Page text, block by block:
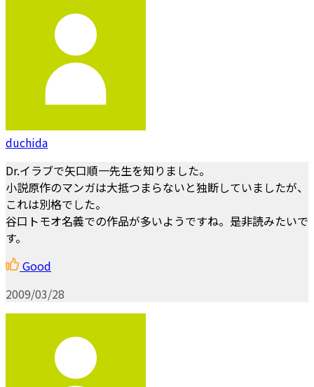
duchida
Dr.イラブで矢口順一先生を知りました。
小説原作のマンガは大抵つまらないと独断していましたが、
これは別格でした。
谷口トモオ名義での作品が多いようですね。是非読みたいで
す。
Good
2009/03/28